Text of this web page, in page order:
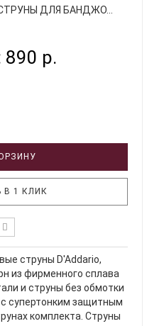
СТРУНЫ ДЛЯ БАНДЖО...
890 р.
В 1 КЛИК
струны D'Addario,
из фирменного сплава
и струны без обмотки
супертонким защитным
комплекта. Струны